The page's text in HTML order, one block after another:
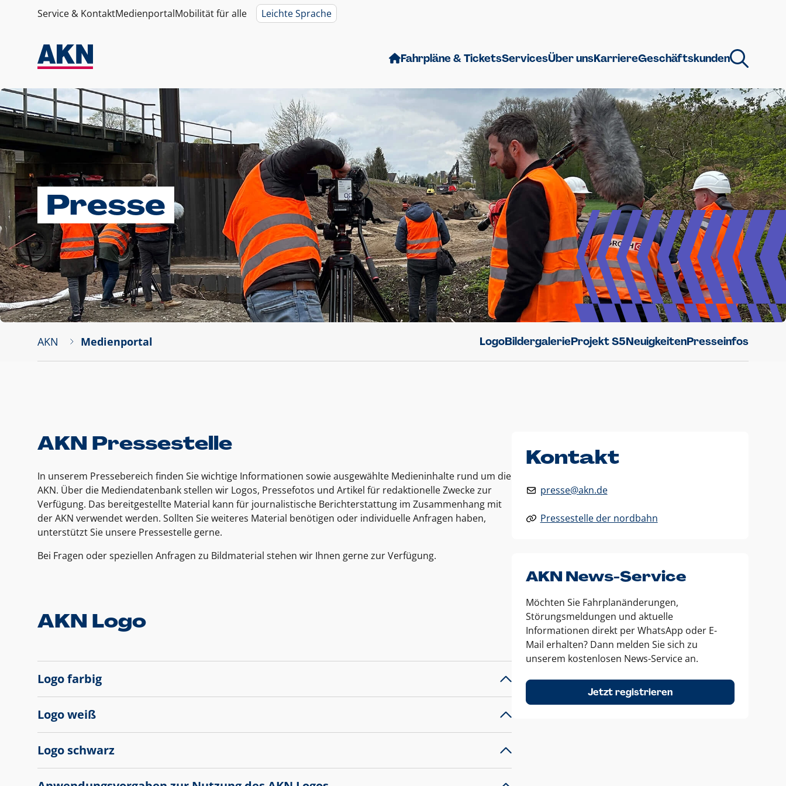
Service & KontaktMedienportalMobilität für alle Leichte Sprache
Fahrpläne & TicketsServicesÜber unsKarriereGeschäftskunden
Presse
AKN Medienportal LogoBildergalerieProjekt S5NeuigkeitenPresseinfos
AKN Pressestelle
In unserem Pressebereich finden Sie wichtige Informationen sowie ausgewählte Medieninhalte rund um die
AKN. Über die Mediendatenbank stellen wir Logos, Pressefotos und Artikel für redaktionelle Zwecke zur
Verfügung. Das bereitgestellte Material kann für journalistische Berichterstattung im Zusammenhang mit
der AKN verwendet werden. Sollten Sie weiteres Material benötigen oder individuelle Anfragen haben,
unterstützt Sie unsere Pressestelle gerne.
Bei Fragen oder speziellen Anfragen zu Bildmaterial stehen wir Ihnen gerne zur Verfügung.
AKN Logo
Logo farbig
Logo weiß
Logo schwarz
Kontakt
presse@akn.de
Pressestelle der nordbahn
AKN News-Service
Möchten Sie Fahrplanänderungen,
Störungsmeldungen und aktuelle
Informationen direkt per WhatsApp oder E-
Mail erhalten? Dann melden Sie sich zu
unserem kostenlosen News-Service an.
Jetzt registrieren